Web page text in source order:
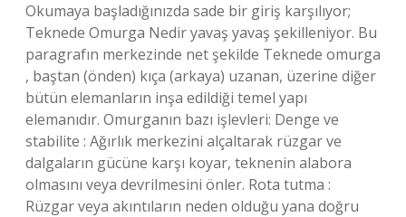
Okumaya başladığınızda sade bir giriş karşılıyor;
Teknede Omurga Nedir yavaş yavaş şekilleniyor. Bu
paragrafın merkezinde net şekilde Teknede omurga
, baştan (önden) kıça (arkaya) uzanan, üzerine diğer
bütün elemanların inşa edildiği temel yapı
elemanıdır. Omurganın bazı işlevleri: Denge ve
stabilite : Ağırlık merkezini alçaltarak rüzgar ve
dalgaların gücüne karşı koyar, teknenin alabora
olmasını veya devrilmesini önler. Rota tutma :
Rüzgar veya akıntıların neden olduğu yana doğru